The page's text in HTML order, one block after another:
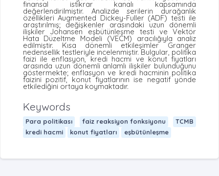
finansal istikrar kanalı kapsamında
değerlendirilmiştir. Analizde serilerin durağanlık
özellikleri Augmented Dickey-Fuller (ADF) testi ile
araştırılmış; değişkenler arasındaki uzun dönemli
ilişkiler Johansen eşbütünleşme testi ve Vektör
Hata Düzeltme Modeli (VECM) aracılığıyla analiz
edilmiştir. Kısa dönemli etkileşimler Granger
nedensellik testleriyle incelenmiştir. Bulgular, politika
faizi ile enflasyon, kredi hacmi ve konut fiyatları
arasında uzun dönemli anlamlı ilişkiler bulunduğunu
göstermekte; enflasyon ve kredi hacminin politika
faizini pozitif, konut fiyatlarının ise negatif yönde
etkilediğini ortaya koymaktadır.
Keywords
Para politikası faiz reaksiyon fonksiyonu
TCMB
kredi hacmi
konut fiyatları eşbütünleşme